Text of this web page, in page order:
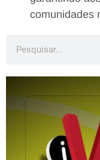
comunidades